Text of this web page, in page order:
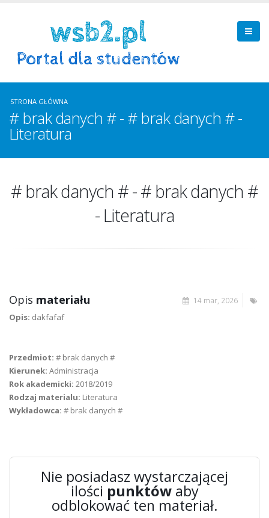
STRONA GŁÓWNA
# brak danych # - # brak danych # -
Literatura
# brak danych # - # brak danych #
- Literatura
14 mar, 2026
Opis materiału
Opis: dakfafaf
Przedmiot: # brak danych #
Kierunek: Administracja
Rok akademicki: 2018/2019
Rodzaj materialu: Literatura
Wykładowca: # brak danych #
Nie posiadasz wystarczającej
ilości punktówaby
odblokować ten materiał.